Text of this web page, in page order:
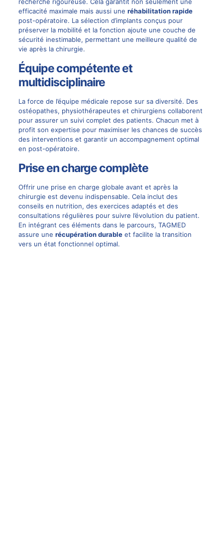
efficacité maximale mais aussi une réhabilitation rapide
post-opératoire. La sélection d’implants conçus pour
préserver la mobilité et la fonction ajoute une couche de
sécurité inestimable, permettant une meilleure qualité de
vie après la chirurgie.
Équipe compétente et
multidisciplinaire
La force de l’équipe médicale repose sur sa diversité. Des
ostéopathes, physiothérapeutes et chirurgiens collaborent
pour assurer un suivi complet des patients. Chacun met à
profit son expertise pour maximiser les chances de succès
des interventions et garantir un accompagnement optimal
en post-opératoire.
Prise en charge complète
Offrir une prise en charge globale avant et après la
chirurgie est devenu indispensable. Cela inclut des
conseils en nutrition, des exercices adaptés et des
consultations régulières pour suivre l’évolution du patient.
En intégrant ces éléments dans le parcours, TAGMED
assure une récupération durableet facilite la transition
vers un état fonctionnel optimal.